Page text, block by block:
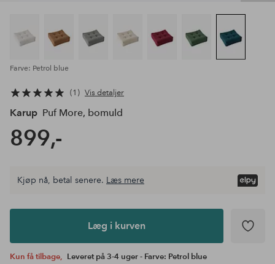
Farve: Petrol blue
1 Vis detaljer
Karup Puf More, bomuld
899,-
Læg i
Kjøp nå, betal senere. Læs mere
Læg i kurven
Kun få tilbage, Leveret på 3-4 uger - Farve: Petrol blue